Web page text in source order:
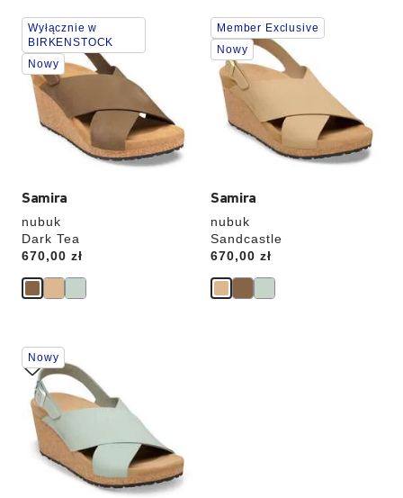
Samira
nubuk
Dark Tea
Price:
670,00 zł
Wybranie
koloru
spowoduje
zmianę
zdjęcia
produktu
Wyłącznie w
BIRKENSTOCK
Nowy
Samira
nubuk
Sandcastle
Price:
670,00 zł
Wybranie
koloru
spowoduje
zmianę
zdjęcia
produktu
Member Exclusive
Nowy
Wybranie
koloru
spowoduje
zmianę
zdjęcia
produktu
Nowy